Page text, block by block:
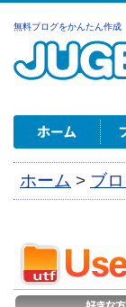
無料ブログをかんたん作成
ホーム > ブ